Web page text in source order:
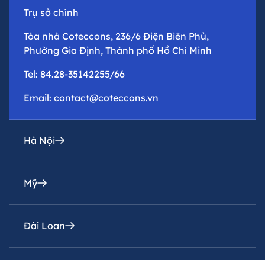
Trụ sở chính
Tòa nhà Coteccons, 236/6 Điện Biên Phủ,
Phường Gia Định, Thành phố Hồ Chí Minh
Tel: 84.28-35142255/66
Email: contact@coteccons.vn
Hà Nội
Văn phòng đại diện
Tầng 8 – Tháp 2 – Tòa Capital Place – Số 29 Liễu
Giai, Phường Ba Đình, Thành phố Hà Nội
Tel: 84.24-73016216
Mỹ
Coteccons Construction Inc.
8400 Miramar Road, Suite 222A San Diego, CA
Đài Loan